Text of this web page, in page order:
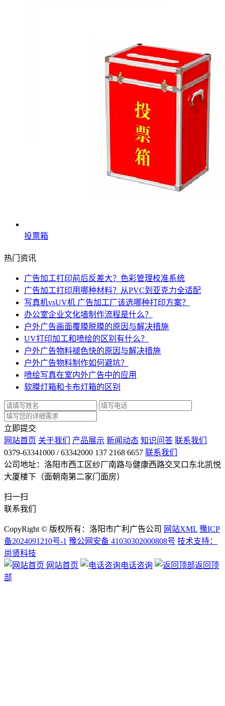
投票箱
热门资讯
广告加工打印前后反差大？色彩管理校准系统
广告加工打印用哪种材料？从PVC到亚克力全适配
写真机vsUV机 广告加工厂该选哪种打印方案？
办公室企业文化墙制作流程是什么？
户外广告画面覆膜脱膜的原因与解决措施
UV打印加工和喷绘的区别有什么？
户外广告物料褪色快的原因与解决措施
户外广告物料制作如何避坑？
喷绘写真在室内外广告中的应用
软膜灯箱和卡布灯箱的区别
立即提交
网站首页 关于我们 产品展示 新闻动态 知识问答 联系我们
0379-63341000 / 63342000 137 2168 6657 联系我们
公司地址：洛阳市西工区纱厂南路与健康西路交叉口东北凯悦
大厦楼下（面朝南第二家门面房）
扫一扫
联系我们
CopyRight © 版权所有：洛阳市广利广告公司 网站XML 豫ICP
备2024091210号-1 豫公网安备 41030302000808号 技术支持：
尚贤科技
网站首页
电话咨询
返回顶
部